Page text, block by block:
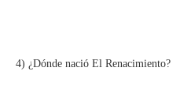
4) ¿Dónde nació El Renacimiento?